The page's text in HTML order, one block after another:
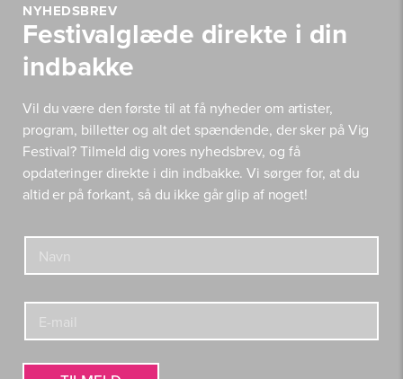
NYHEDSBREV
Festivalglæde direkte i din
indbakke
Vil du være den første til at få nyheder om artister,
program, billetter og alt det spændende, der sker på Vig
Festival? Tilmeld dig vores nyhedsbrev, og få
opdateringer direkte i din indbakke. Vi sørger for, at du
altid er på forkant, så du ikke går glip af noget!
E
i
N
v
N
v
E
m
a